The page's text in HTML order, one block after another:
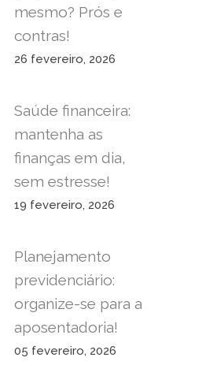
mesmo? Prós e
contras!
26 fevereiro, 2026
Saúde financeira:
mantenha as
finanças em dia,
sem estresse!
19 fevereiro, 2026
Planejamento
previdenciário:
organize-se para a
aposentadoria!
05 fevereiro, 2026